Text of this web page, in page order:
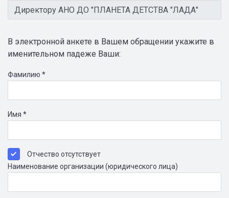
В электронной анкете в Вашем обращении укажите в
именительном падеже Ваши:
Фамилию *
Имя *
Отчество отсутствует
Наименование организации (юридического лица)